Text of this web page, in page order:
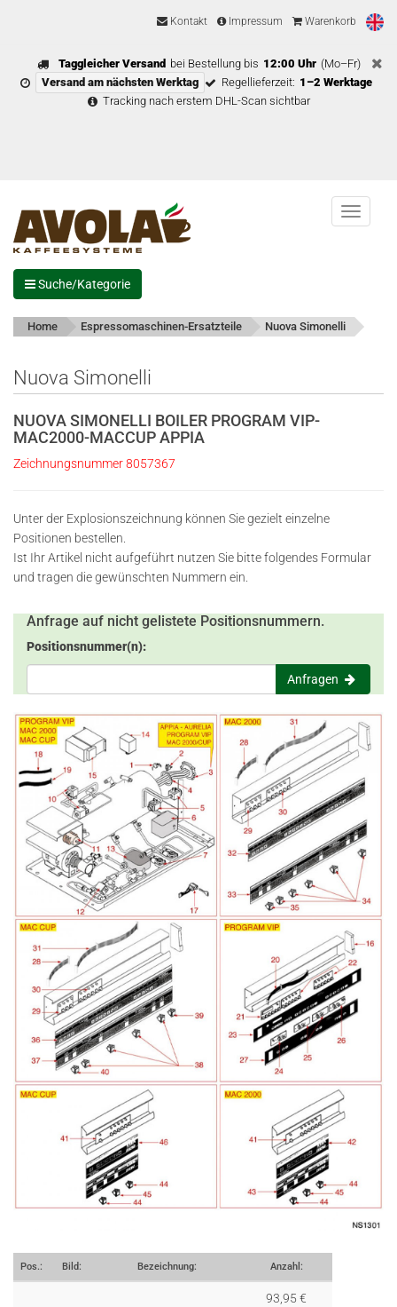
Kontakt Impressum Warenkorb
Taggleicher Versand bei Bestellung bis 12:00 Uhr (Mo–Fr)
Versand am nächsten Werktag
Regellieferzeit: 1–2 Werktage
Tracking nach erstem DHL-Scan sichtbar
Menu
Suche/Kategorie
Home Espressomaschinen-Ersatzteile Nuova Simonelli
Nuova Simonelli
NUOVA SIMONELLI BOILER PROGRAM VIP-
MAC2000-MACCUP APPIA
Zeichnungsnummer 8057367
Unter der Explosionszeichnung können Sie gezielt einzelne
Positionen bestellen.
Ist Ihr Artikel nicht aufgeführt nutzen Sie bitte folgendes Formular
und tragen die gewünschten Nummern ein.
Anfrage auf nicht gelistete Positionsnummern.
Positionsnummer(n):
Anfragen
Pos.: Bild: Bezeichnung: Anzahl:
93,95 €